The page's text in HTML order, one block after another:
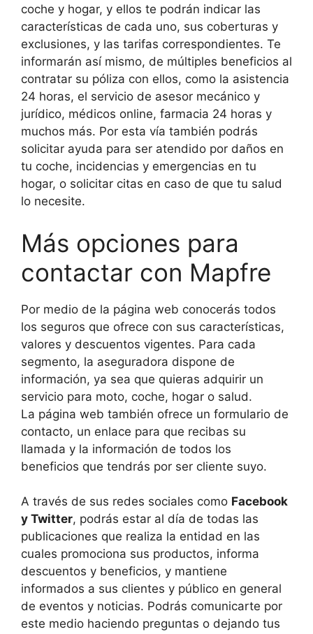
coche y hogar, y ellos te podrán indicar las
características de cada uno, sus coberturas y
exclusiones, y las tarifas correspondientes. Te
informarán así mismo, de múltiples beneficios al
contratar su póliza con ellos, como la asistencia
24 horas, el servicio de asesor mecánico y
jurídico, médicos online, farmacia 24 horas y
muchos más. Por esta vía también podrás
solicitar ayuda para ser atendido por daños en
tu coche, incidencias y emergencias en tu
hogar, o solicitar citas en caso de que tu salud
lo necesite.
Más opciones para
contactar con Mapfre
Por medio de la página web conocerás todos
los seguros que ofrece con sus características,
valores y descuentos vigentes. Para cada
segmento, la aseguradora dispone de
información, ya sea que quieras adquirir un
servicio para moto, coche, hogar o salud.
La página web también ofrece un formulario de
contacto, un enlace para que recibas su
llamada y la información de todos los
beneficios que tendrás por ser cliente suyo.
A través de sus redes sociales como Facebook
y Twitter, podrás estar al día de todas las
publicaciones que realiza la entidad en las
cuales promociona sus productos, informa
descuentos y beneficios, y mantiene
informados a sus clientes y público en general
de eventos y noticias. Podrás comunicarte por
este medio haciendo preguntas o dejando tus